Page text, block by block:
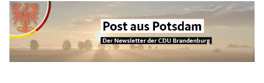
PARTEIGESCHICHTE
PARTEIGERICHT